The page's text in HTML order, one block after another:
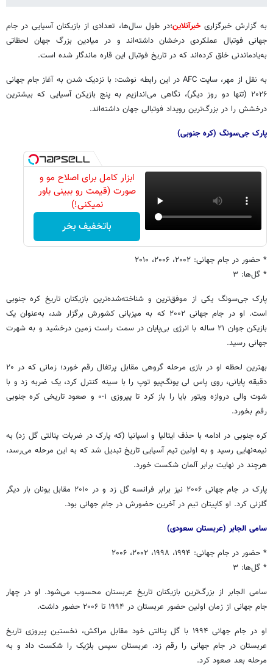
به گزارش خبرگزاریخبرآنلاین؛در طول سال‌ها، تعدادی از بازیکنان آسیایی در جام
جهانی فوتبال عملکردی درخشان داشته‌اند و در میادین بزرگ جهان لحظاتی
به‌یادماندنی خلق کرده‌اند که در تاریخ فوتبال این قاره ماندگار شده است.
به نقل از مهر، سایت AFC در این رابطه نوشت: با نزدیک شدن به آغاز جام جهانی
۲۰۲۶ (تنها دو روز دیگر)، نگاهی می‌اندازیم به پنج بازیکن آسیایی که بیشترین
درخشش را در بزرگ‌ترین رویداد فوتبالی جهان داشته‌اند.
پارک جی‌سونگ (کره جنوبی)
ابزار کامل برای اصلاح مو و
صورت (قیمت رو ببینی باور
نمیکنی!)
باتخفیف بخر
* حضور در جام جهانی: ۲۰۰۲، ۲۰۰۶، ۲۰۱۰
* گل‌ها: ۳
پارک جی‌سونگ یکی از موفق‌ترین و شناخته‌شده‌ترین بازیکنان تاریخ کره جنوبی
است. او در جام جهانی ۲۰۰۲ که به میزبانی کشورش برگزار شد، به‌عنوان یک
بازیکن جوان ۲۱ ساله با انرژی بی‌پایان در سمت راست زمین درخشید و به شهرت
جهانی رسید.
بهترین لحظه او در بازی مرحله گروهی مقابل پرتغال رقم خورد؛ زمانی که در ۲۰
دقیقه پایانی، روی پاس لی یونگ‌پیو توپ را با سینه کنترل کرد، یک ضربه زد و با
شوت والی دروازه ویتور بایا را باز کرد تا پیروزی ۱-۰ و صعود تاریخی کره جنوبی
رقم بخورد.
کره جنوبی در ادامه با حذف ایتالیا و اسپانیا (که پارک در ضربات پنالتی گل زد) به
نیمه‌نهایی رسید و به اولین تیم آسیایی تاریخ تبدیل شد که به این مرحله می‌رسد،
هرچند در نهایت برابر آلمان شکست خورد.
پارک در جام جهانی ۲۰۰۶ نیز برابر فرانسه گل زد و در ۲۰۱۰ مقابل یونان بار دیگر
گلزنی کرد. او کاپیتان تیم در آخرین حضورش در جام جهانی بود.
سامی الجابر (عربستان سعودی)
* حضور در جام جهانی: ۱۹۹۴، ۱۹۹۸، ۲۰۰۲، ۲۰۰۶
* گل‌ها: ۳
سامی الجابر از بزرگ‌ترین بازیکنان تاریخ عربستان محسوب می‌شود. او در چهار
جام جهانی از زمان اولین حضور عربستان در ۱۹۹۴ تا ۲۰۰۶ حضور داشت.
او در جام جهانی ۱۹۹۴ با گل پنالتی خود مقابل مراکش، نخستین پیروزی تاریخ
عربستان در جام جهانی را رقم زد. عربستان سپس بلژیک را شکست داد و به
مرحله بعد صعود کرد.